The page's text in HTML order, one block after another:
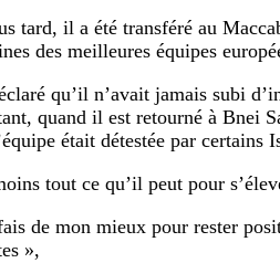
tard, il a été transféré au
des meilleures équipes
qu’il n’avait jamais subi
quand il est retourné à Bnei
était détestée par certains
tout ce qu’il peut pour
de mon mieux pour rester
»,